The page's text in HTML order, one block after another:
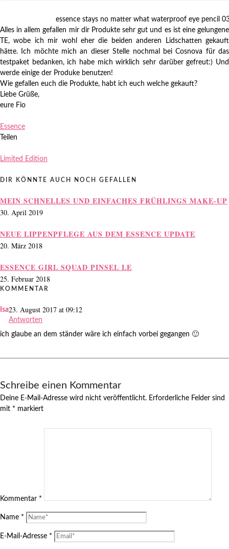
essence stays no matter what waterproof eye pencil
Alles in allem gefallen mir dir Produkte sehr gut und es ist eine gelungene
TE, wobe ich mir wohl eher die beiden anderen Lidschatten gekauft
hätte. Ich möchte mich an dieser Stelle nochmal bei Cosnova für das
testpaket bedanken, ich habe mich wirklich sehr darüber gefreut:) Und
werde einige der Produke benutzen!
Wie gefallen euch die Produkte, habt ich euch welche gekauft?
Liebe Grüße,
eure Fio
Essence
Teilen
Limited Edition
DIR KÖNNTE AUCH NOCH GEFALLEN
MEIN SCHNELLES UND EINFACHES FRÜHLINGS MAKE-UP
30. April 2019
NEUE LIPPENPFLEGE AUS DEM ESSENCE UPDATE
20. März 2018
ESSENCE GIRL SQUAD PINSEL LE
25. Februar 2018
KOMMENTAR
Isa23. August 2017 at 09:12
Antworten
ich glaube an dem ständer wäre ich einfach vorbei gegangen 🙂
Schreibe einen Kommentar
Deine E-Mail-Adresse wird nicht veröffentlicht. Erforderliche Felder sind
mit * markiert
Kommentar *
Name *
E-Mail-Adresse *